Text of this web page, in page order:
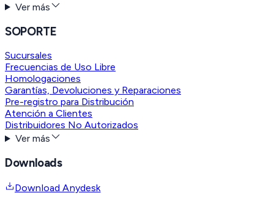
Ver más
SOPORTE
Sucursales
Frecuencias de Uso Libre
Homologaciones
Garantías, Devoluciones y Reparaciones
Pre-registro para Distribución
Atención a Clientes
Distribuidores No Autorizados
Ver más
Downloads
Download Anydesk